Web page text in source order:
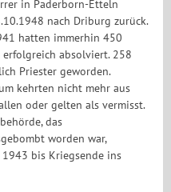
in Paderborn-Etteln
nach Driburg zurück.
hatten immerhin 450
absolviert. 258
Priester geworden.
kehrten nicht mehr aus
oder gelten als vermisst.
das
worden war,
bis Kriegsende ins